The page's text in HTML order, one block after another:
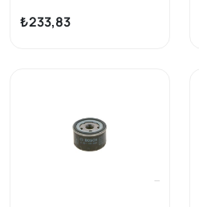
₺233,83